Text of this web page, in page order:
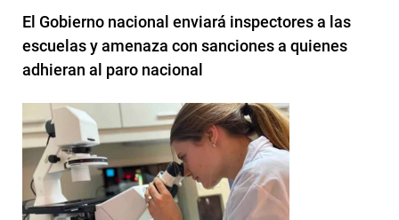
El Gobierno nacional enviará inspectores a las
escuelas y amenaza con sanciones a quienes
adhieran al paro nacional